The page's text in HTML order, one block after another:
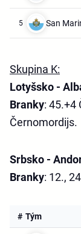
5 San
Skupina K:
Lotyšsko -
Branky: 45.+4
Černomordijs.
Srbsko -
Branky: 12.,
# Tým